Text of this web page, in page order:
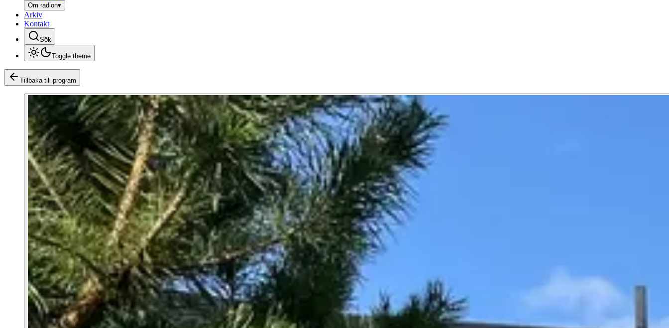
Om radion▾
Arkiv
Kontakt
Sök
Toggle theme
Tillbaka till program